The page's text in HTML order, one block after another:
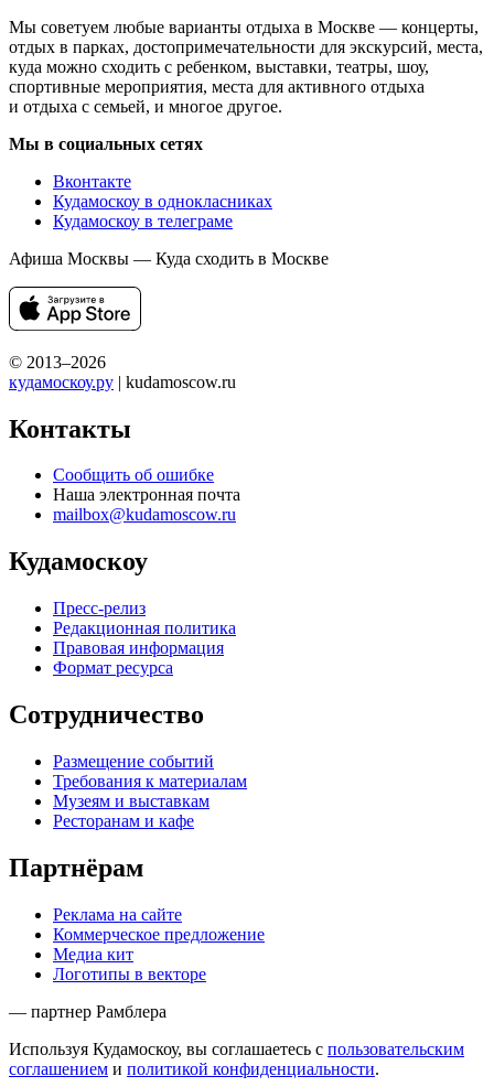
Мы советуем любые варианты отдыха в Москве — концерты,
отдых в парках, достопримечательности для экскурсий, места,
куда можно сходить с ребенком, выставки, театры, шоу,
спортивные мероприятия, места для активного отдыха
и отдыха с семьей, и многое другое.
Мы в социальных сетях
Вконтакте
Кудамоскоу в однокласниках
Кудамоскоу в телеграме
Афиша Москвы — Куда сходить в Москве
© 2013–2026
кудамоскоу.ру | kudamoscow.ru
Контакты
Сообщить об ошибке
Наша электронная почта
mailbox@kudamoscow.ru
Кудамоскоу
Пресс-релиз
Редакционная политика
Правовая информация
Формат ресурса
Сотрудничество
Размещение событий
Требования к материалам
Музеям и выставкам
Ресторанам и кафе
Партнёрам
Реклама на сайте
Коммерческое предложение
Медиа кит
Логотипы в векторе
— партнер Рамблера
Используя Кудамоскоу, вы соглашаетесь с пользовательским
соглашением и политикой конфиденциальности.